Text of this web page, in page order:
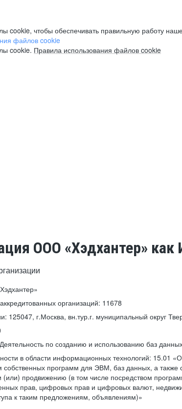
cookie, чтобы обеспечивать правильную работу
файлов cookie
cookie. Правила использования файлов cookie
ООО «Хэдхантер»
организаций: 11678
125047, г.Москва, вн.тур.г. муниципальный округ
по созданию и использованию баз
в области информационных технологий: 15.01
собственных программ для ЭВМ, баз данных, а
продвижению (в том числе посредством
прав, цифровых прав и цифровых валют,
к таким предложениям, объявлениям)»